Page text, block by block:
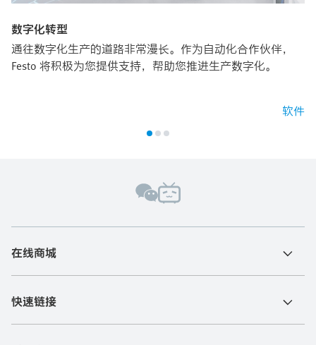
数字化转型
通往数字化生产的道路非常漫长。作为自动化合作伙伴，
Festo 将积极为您提供支持，帮助您推进生产数字化。
软件
在线商城
快速链接